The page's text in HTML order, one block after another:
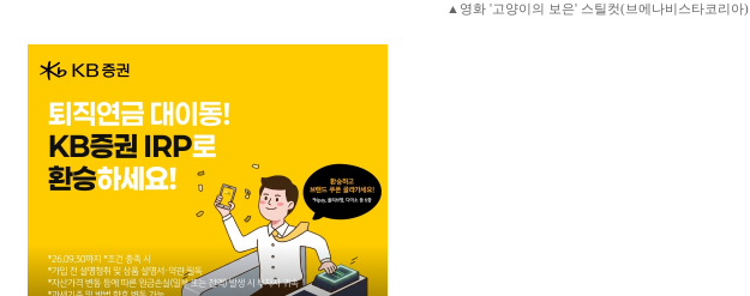
▲영화 '고양이의 보은' 스틸컷(브에나비스타코리아)